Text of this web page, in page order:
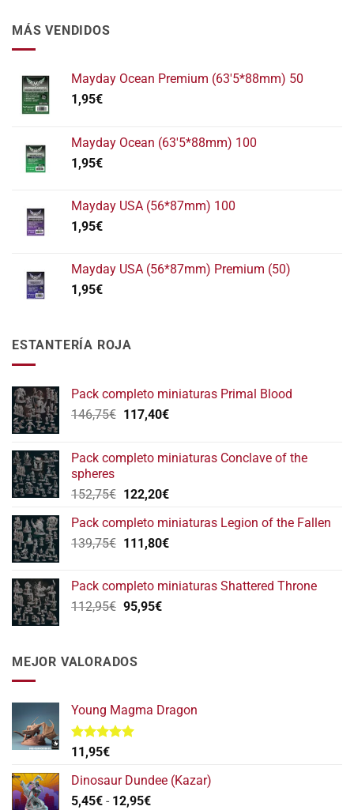
MÁS VENDIDOS
Mayday Ocean Premium (63'5*88mm) 50
1,95€
Mayday Ocean (63'5*88mm) 100
1,95€
Mayday USA (56*87mm) 100
1,95€
Mayday USA (56*87mm) Premium (50)
1,95€
ESTANTERÍA ROJA
Pack completo miniaturas Primal Blood
146,75€ El
era:
117,40€El
es:
Pack completo miniaturas Conclave of the
spheres
152,75€ El
original
era:
122,20€El
actual
es:
Pack completo miniaturas Legion of the Fallen
139,75€ El
era:
139,75€.
111,80€El
es:
Pack completo miniaturas Shattered Throne
112,95€ El
era:
95,95€El
MEJOR VALORADOS
Young Magma Dragon
Valorado
con
de 5
11,95€
Dinosaur Dundee (Kazar)
5,45€ - 12,95€Rango